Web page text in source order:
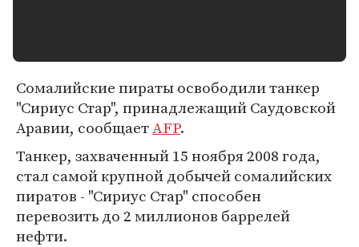
Сомалийские пираты освободили танкер
"Сириус Стар", принадлежащий Саудовской
Аравии, сообщаетAFP.
Танкер, захваченный 15 ноября 2008 года,
стал самой крупной добычей сомалийских
пиратов - "Сириус Стар" способен
перевозить до 2 миллионов баррелей
нефти.